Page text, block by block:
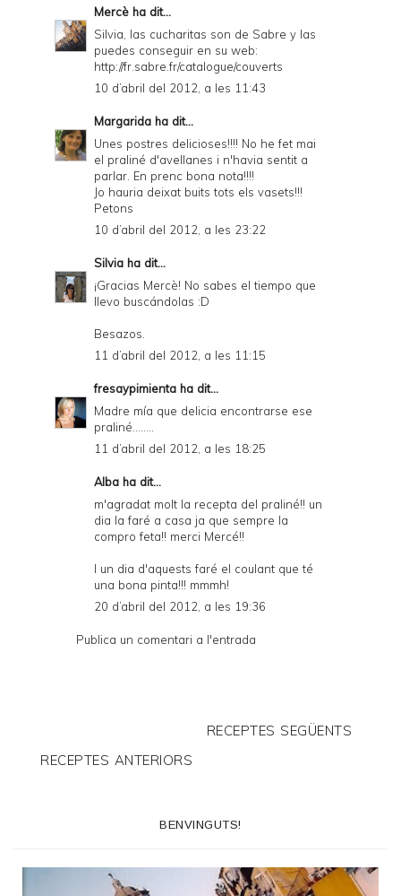
Mercè ha dit...
Silvia, las cucharitas son de Sabre y las
puedes conseguir en su web:
http://fr.sabre.fr/catalogue/couverts
10 d’abril del 2012, a les 11:43
Margarida ha dit...
Unes postres delicioses!!!! No he fet mai
el praliné d'avellanes i n'havia sentit a
parlar. En prenc bona nota!!!!
Jo hauria deixat buits tots els vasets!!!
Petons
10 d’abril del 2012, a les 23:22
Silvia ha dit...
¡Gracias Mercè! No sabes el tiempo que
llevo buscándolas :D
Besazos.
11 d’abril del 2012, a les 11:15
fresaypimienta ha dit...
Madre mía que delicia encontrarse ese
praliné........
11 d’abril del 2012, a les 18:25
Alba ha dit...
m'agradat molt la recepta del praliné!! un
dia la faré a casa ja que sempre la
compro feta!! merci Mercé!!
I un dia d'aquests faré el coulant que té
una bona pinta!!! mmmh!
20 d’abril del 2012, a les 19:36
Publica un comentari a l'entrada
RECEPTES SEGÜENTS
RECEPTES ANTERIORS
BENVINGUTS!